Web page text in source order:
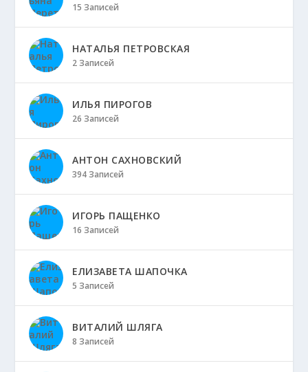
15 Записей
НАТАЛЬЯ ПЕТРОВСКАЯ
2 Записей
ИЛЬЯ ПИРОГОВ
26 Записей
АНТОН САХНОВСКИЙ
394 Записей
ИГОРЬ ПАЩЕНКО
16 Записей
ЕЛИЗАВЕТА ШАПОЧКА
5 Записей
ВИТАЛИЙ ШЛЯГА
8 Записей